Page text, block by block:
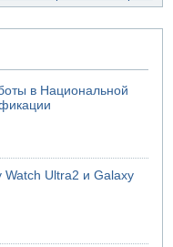
в Национальной
Watch Ultra2 и Galaxy